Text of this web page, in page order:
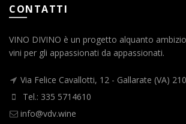
CONTATTI
VINO DIVINO è un progetto alquanto
vini per gli appassionati da appassionati.
Via Felice Cavallotti, 12 - Gallarate (VA)
Tel.: 335 5714610
info@vdv.wine